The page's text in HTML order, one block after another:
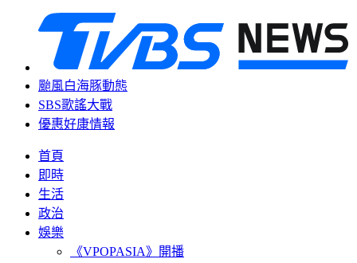
颱風白海豚動態
SBS歌謠大戰
優惠好康情報
首頁
即時
生活
政治
娛樂
《VPOPASIA》開播